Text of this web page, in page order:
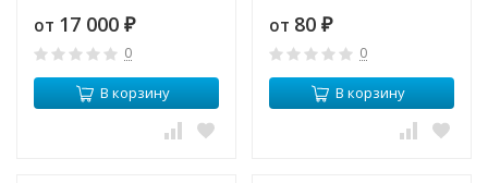
Detoxification Complex
(ABP)
от 17 000 ₽
0
В корзину
от 80 ₽
0
В корзину